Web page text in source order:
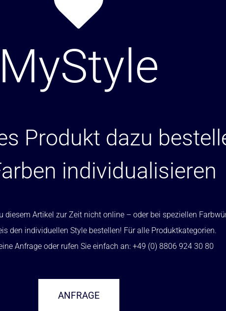
MyStyle
Produkt dazu
individualisieren
diesem Artikel zur Zeit nicht online – oder bei speziellen
den individuellen Style bestellen! Für alle Produktkategorien.
Anfrage oder rufen Sie einfach an: +49 (0) 8806 924 30 80
ANFRAGE